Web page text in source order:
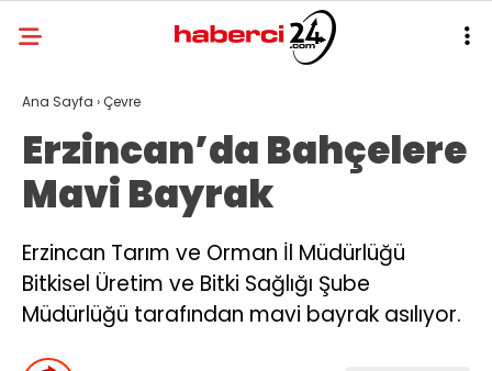
Ana Sayfa ›Çevre
Erzincan’da Bahçelere
Mavi Bayrak
Erzincan Tarım ve Orman İl Müdürlüğü
Bitkisel Üretim ve Bitki Sağlığı Şube
Müdürlüğü tarafından mavi bayrak asılıyor.